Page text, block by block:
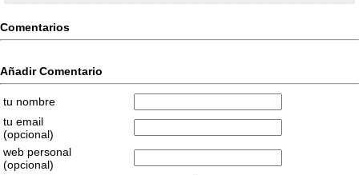
Comentarios
Añadir Comentario
tu nombre
tu email
(opcional)
web personal
(opcional)